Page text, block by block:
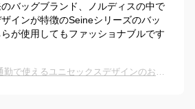
バッグブランド、ノルディスの中で
インが特徴のSeineシリーズのバッ
が使用してもファッショナブルです
男女兼用リュック｜通勤で使えるユニセックスデザインのおしゃれなリュックのおすすめは？